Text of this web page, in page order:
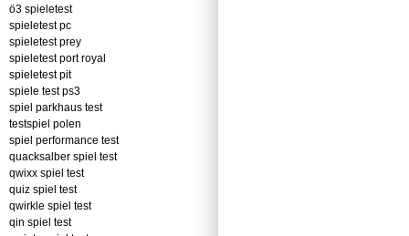
ö3 spieletest
spieletest pc
spieletest prey
spieletest port royal
spieletest pit
spiele test ps3
spiel parkhaus test
testspiel polen
spiel performance test
quacksalber spiel test
qwixx spiel test
quiz spiel test
qwirkle spiel test
qin spiel test